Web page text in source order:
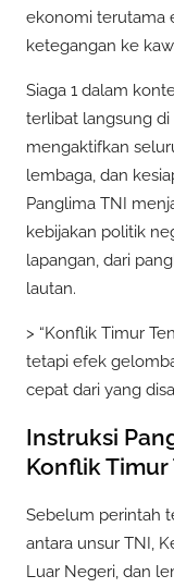
ekonomi terutama
ketegangan ke
Siaga 1 dalam
terlibat langsung
mengaktifkan
lembaga, dan
Panglima TNI
kebijakan politik
lapangan, dari
lautan.
> “Konflik Timur
tetapi efek
cepat dari yang
Instruksi
Konflik
Sebelum perintah
antara unsur TNI,
Luar Negeri, dan